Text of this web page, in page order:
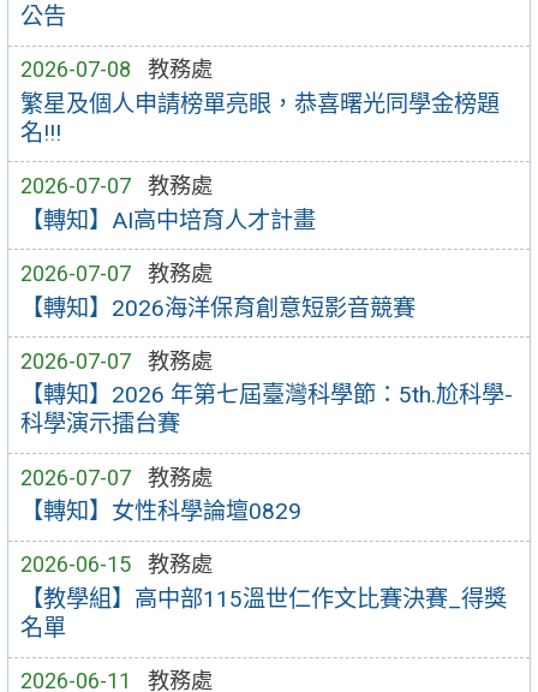
公告
2026-07-08 教務處
繁星及個人申請榜單亮眼，恭喜曙光同學金榜題
名!!!
2026-07-07 教務處
【轉知】AI高中培育人才計畫
2026-07-07 教務處
【轉知】2026海洋保育創意短影音競賽
2026-07-07 教務處
【轉知】2026 年第七屆臺灣科學節：5th.尬科學-
科學演示擂台賽
2026-07-07 教務處
【轉知】女性科學論壇0829
2026-06-15 教務處
【教學組】高中部115溫世仁作文比賽決賽_得獎
名單
2026-06-11 教務處